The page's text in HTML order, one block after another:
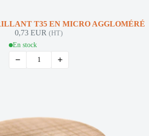
T35 EN MICRO AGGLOMÉRÉ
0,73 EUR (HT)
En stock
− +